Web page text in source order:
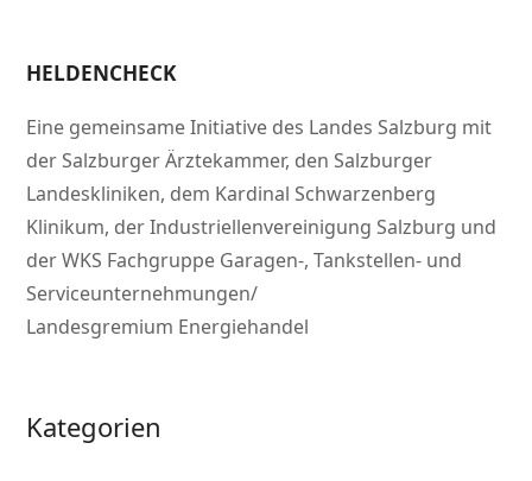
HELDENCHECK
Eine gemeinsame Initiative des Landes Salzburg mit
der Salzburger Ärztekammer, den Salzburger
Landeskliniken, dem Kardinal Schwarzenberg
Klinikum, der Industriellenvereinigung Salzburg und
der WKS Fachgruppe Garagen-, Tankstellen- und
Serviceunternehmungen/
Landesgremium Energiehandel
Kategorien